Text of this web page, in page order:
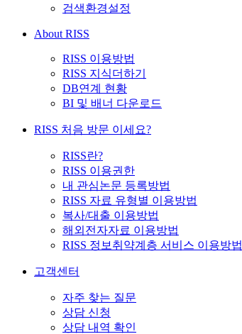
검색환경설정
About RISS
RISS 이용방법
RISS 지식더하기
DB연계 현황
BI 및 배너 다운로드
RISS 처음 방문 이세요?
RISS란?
RISS 이용권한
내 관심논문 등록방법
RISS 자료 유형별 이용방법
복사/대출 이용방법
해외전자자료 이용방법
RISS 정보취약계층 서비스 이용방법
고객센터
자주 찾는 질문
상담 신청
상담 내역 확인